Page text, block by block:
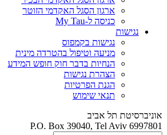
ארגון הסגל האקדמי הזוטר
כניסה ל-My Tau
נגישות
נגישות בקמפוס
מניעה וטיפול בהטרדה מינית
הנחיות בדבר חוק חופש המידע
הצהרת נגישות
הגנת הפרטיות
תנאי שימוש
אוניברסיטת תל אביב
P.O. Box 39040, Tel Aviv 6997801